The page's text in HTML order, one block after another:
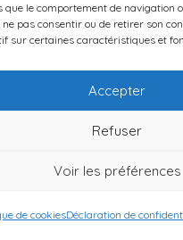
que le comportement de navigation
ne pas consentir ou de retirer son
sur certaines caractéristiques et
Accepter
Refuser
Voir les préférences
de cookiesDéclaration de
de
: Où investir
Londres reste une
investisseurs,
. Voici quelques zones